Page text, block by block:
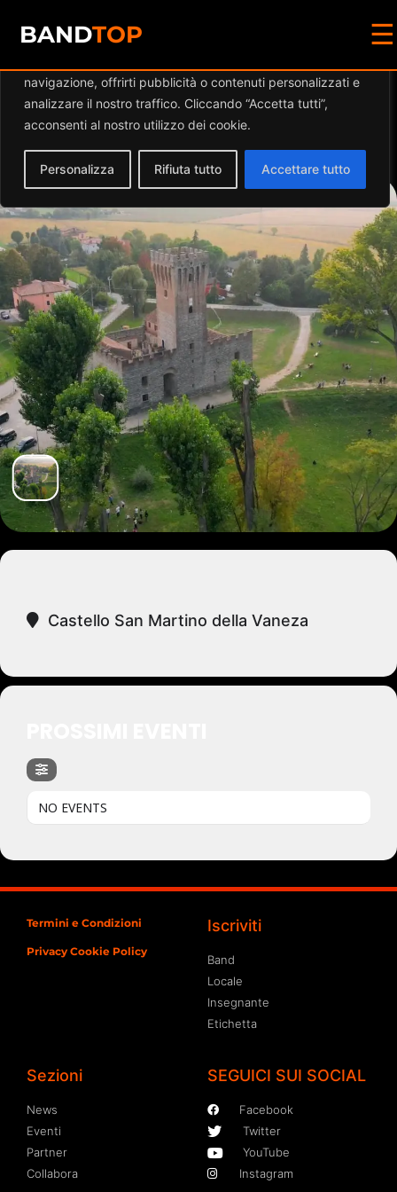
Diamo valore alla tua privacy
navigazione, offrirti pubblicità o contenuti personalizzati e
analizzare il nostro traffico. Cliccando “Accetta tutti”,
acconsenti al nostro utilizzo dei cookie.
Personalizza Rifiuta tutto Accettare tutto
BANDTOP ☰
Events by this
organizer
Castello San Martino della Vaneza
NO EVENTS
Termini e Condizioni
Privacy Cookie Policy
Iscriviti
Band
Locale
Insegnante
Etichetta
Sezioni
News
Eventi
Partner
Collabora
SEGUICI SUI SOCIAL
Facebook
Twitter
YouTube
Instagram